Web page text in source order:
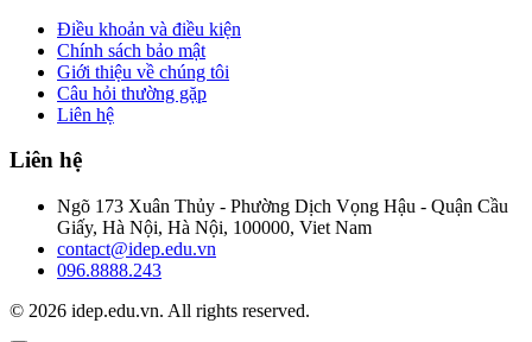
Điều khoản và điều kiện
Chính sách bảo mật
Giới thiệu về chúng tôi
Câu hỏi thường gặp
Liên hệ
Liên hệ
Ngõ 173 Xuân Thủy - Phường Dịch Vọng Hậu - Quận Cầu
Giấy, Hà Nội, Hà Nội, 100000, Viet Nam
contact@idep.edu.vn
096.8888.243
© 2026 idep.edu.vn. All rights reserved.